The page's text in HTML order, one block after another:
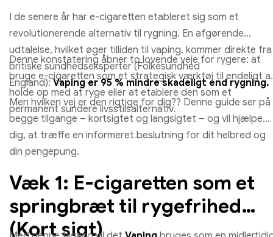
I de senere år har e-cigaretten etableret sig som et
revolutionerende alternativ til rygning. En afgørende
udtalelse, hvilket øger tilliden til vaping, kommer direkte fra
britiske sundhedseksperter (Folkesundhed
England):Vaping er 95 % mindre skadeligt end rygning.
Denne konstatering åbner to lovende veje for rygere: at
bruge e-cigaretten som et strategisk værktøj til endeligt
holde op med at ryge eller at etablere den som et
permanent sundere livsstilsalternativ.
Men hvilken vej er den rigtige for dig?? Denne guide ser på
begge tilgange – kortsigtet og langsigtet – og vil hjælpe
dig, at træffe en informeret beslutning for dit helbred og
din pengepung.
Væk 1: E-cigaretten som et
springbræt til rygefrihed
(Kort sigt)